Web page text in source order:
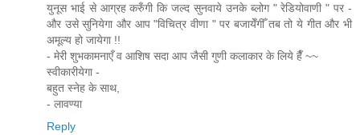
युनूस भाई से आग्रह करुँगी कि जल्द सुनवाये उनके ब्लोग " रेडियोवाणी " पर -
और उसे सुनियेगा और आप "विचित्र वीणा " पर बजायेँगीँ तब तो ये गीत और भी
अमूल्य हो जायेगा !!
- मेरी शुभकामनाएँ व आशिष सदा आप जैसी गुणी कलाकार के लिये हैँ ~~
स्वीकारीयेगा -
बहुत स्नेह के साथ,
- लावण्या
Reply